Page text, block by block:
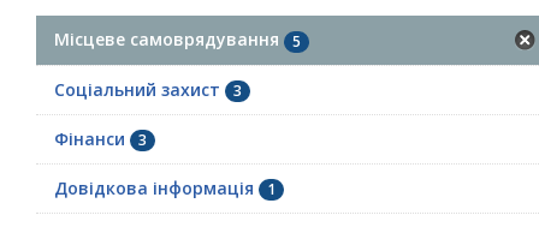
Місцеве самоврядування 5
Соціальний захист 3
Фінанси 3
Довідкова інформація 1